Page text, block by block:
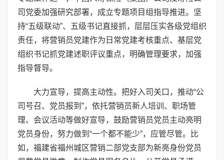
司党委加强研究部署，成立专题项目组指导推进。坚
持“五级联动”、五级书记直接抓，层层压实各级党组织
责任，将营销员党建作为日常党建考核重点、基层党
组织书记抓党建述职评议重点，明确管理要求，加强
指导督导。
大力宣导，提高主动性。把好入司关口，推动“公
司号召、党员报到”，依托营销员新人培训、职场管
理、会议活动等做好宣导，鼓励营销员党员主动亮明
党员身份，努力做到“一个都不能少”，应管尽管。比
如，福建省福州城区营销二部党支部为新亮身份党员